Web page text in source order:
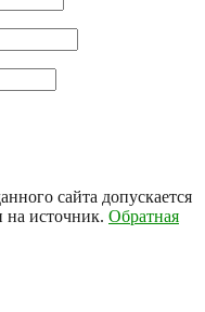
сайта допускается
на источник. Обратная